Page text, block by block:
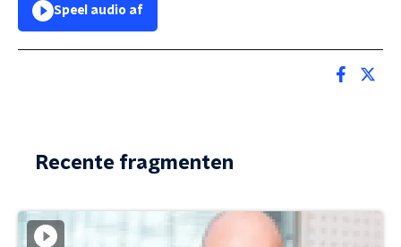
Speel audio af
Recente fragmenten